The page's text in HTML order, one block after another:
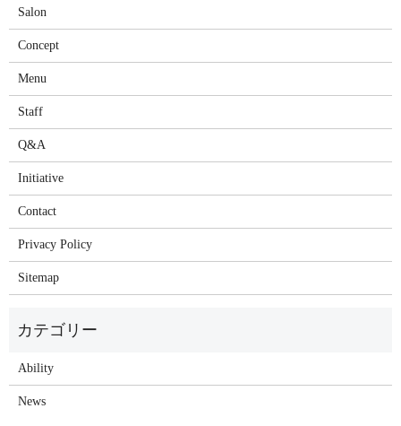
Salon
Concept
Menu
Staff
Q&A
Initiative
Contact
Privacy Policy
Sitemap
Ability
News